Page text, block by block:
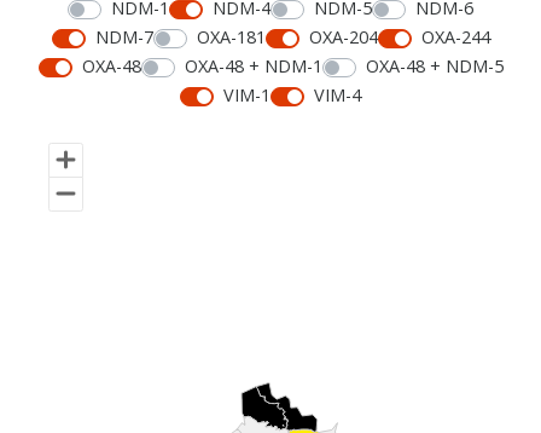
NDM-1
NDM-4 NDM-5
NDM-6
NDM-7
OXA-181 OXA-204
OXA-244
OXA-48
OXA-48 + NDM-1
OXA-48 + NDM-5
VIM-1
VIM-4